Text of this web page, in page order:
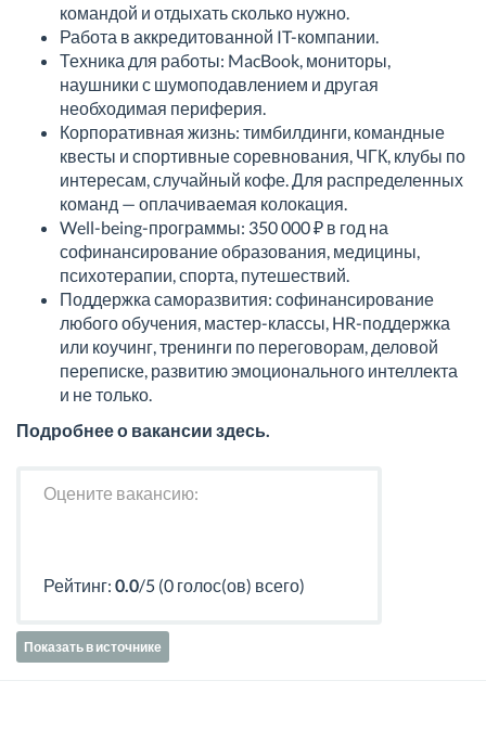
командой и отдыхать сколько нужно.
Работа в аккредитованной IT-компании.
Техника для работы: MacBook, мониторы,
наушники с шумоподавлением и другая
необходимая периферия.
Корпоративная жизнь: тимбилдинги, командные
квесты и спортивные соревнования, ЧГК, клубы по
интересам, случайный кофе. Для распределенных
команд — оплачиваемая колокация.
Well-being-программы: 350 000 ₽ в год на
софинансирование образования, медицины,
психотерапии, спорта, путешествий.
Поддержка саморазвития: софинансирование
любого обучения, мастер-классы, HR-поддержка
или коучинг, тренинги по переговорам, деловой
переписке, развитию эмоционального интеллекта
и не только.
Подробнее о вакансии здесь.
Оцените вакансию:
Рейтинг: 0.0/5 (0 голос(ов) всего)
Показать в источнике